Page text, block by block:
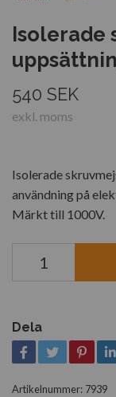
Isolerade
540 SEK
exkl. moms
Isolerade
användning på
Märkt till 1000V.
Dela
Artikelnummer: 7939